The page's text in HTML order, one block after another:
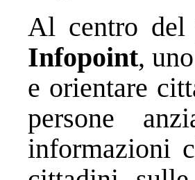
Al centro
Infopoint,
e orientare
persone
informazioni